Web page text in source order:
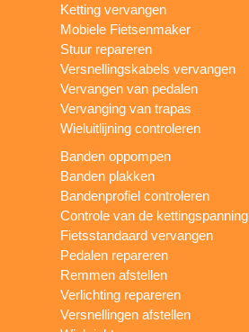
Ketting vervangen
Mobiele Fietsenmaker
Stuur repareren
Versnellingskabels vervangen
Vervangen van pedalen
Vervanging van trapas
Wieluitlijning controleren
Banden oppompen
Banden plakken
Bandenprofiel controleren
Controle van de kettingspanning
Fietsstandaard vervangen
Pedalen repareren
Remmen afstellen
Verlichting repareren
Versnellingen afstellen